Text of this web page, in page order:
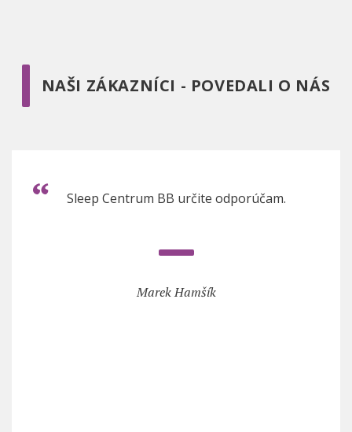
NAŠI ZÁKAZNÍCI - POVEDALI O NÁS
Sleep Centrum BB určite odporúčam.
Marek Hamšík